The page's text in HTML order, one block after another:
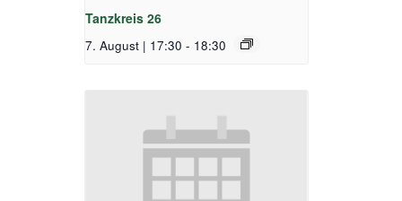
Tanzkreis 26
7. August | 17:30 - 18:30